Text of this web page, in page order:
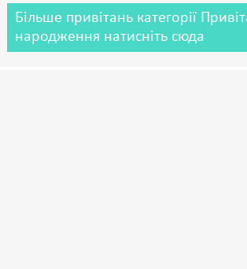
Більше привітань категорії
народження натисніть сюда